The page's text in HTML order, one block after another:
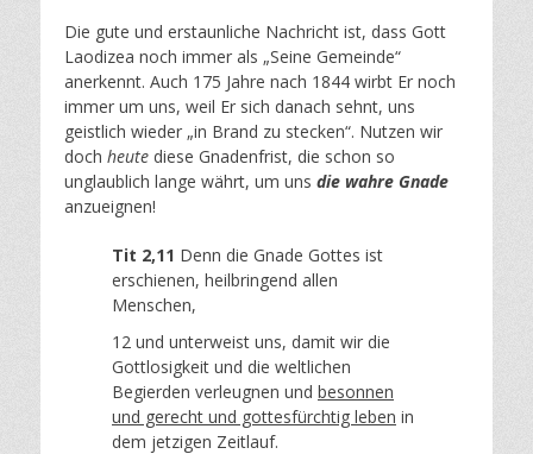
Die gute und erstaunliche Nachricht ist, dass Gott
Laodizea noch immer als „Seine Gemeinde“
anerkennt. Auch 175 Jahre nach 1844 wirbt Er noch
immer um uns, weil Er sich danach sehnt, uns
geistlich wieder „in Brand zu stecken“. Nutzen wir
doch heute diese Gnadenfrist, die schon so
unglaublich lange währt, um uns die wahre Gnade
anzueignen!
Tit 2,11 Denn die Gnade Gottes ist
erschienen, heilbringend allen
Menschen,
12 und unterweist uns, damit wir die
Gottlosigkeit und die weltlichen
Begierden verleugnen und besonnen
und gerecht und gottesfürchtig leben in
dem jetzigen Zeitlauf.